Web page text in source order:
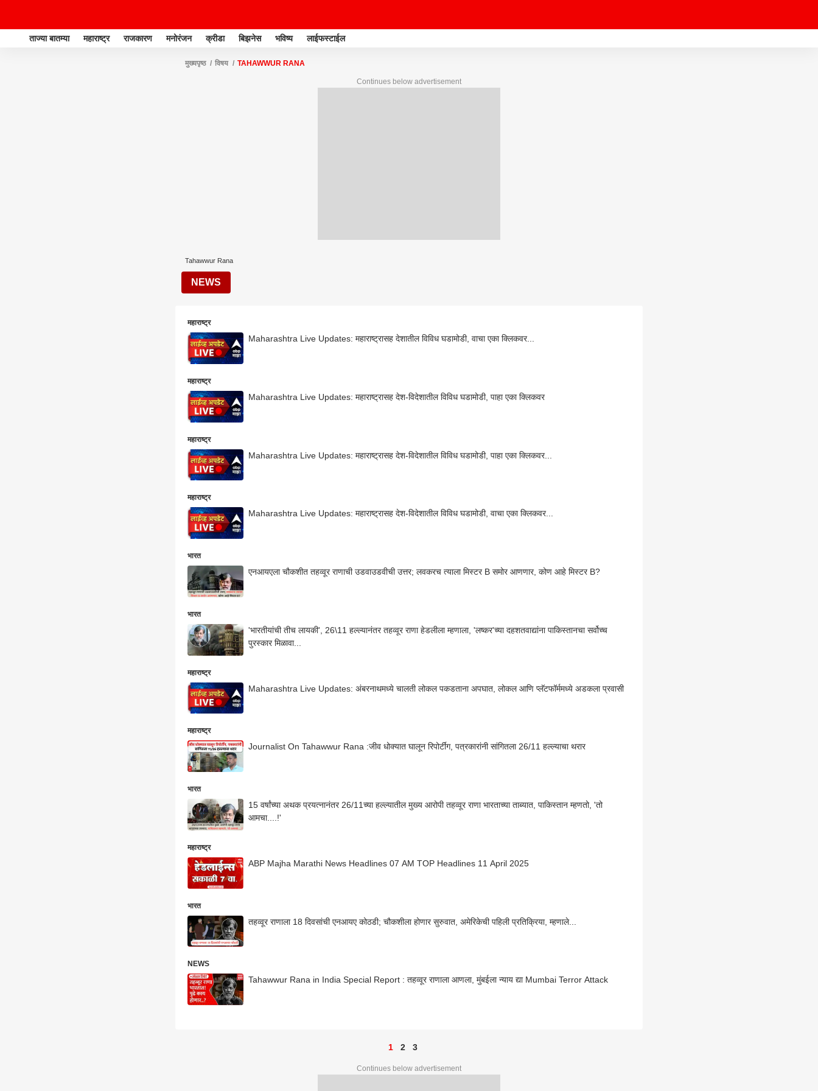
ताज्या बातम्या महाराष्ट्र राजकारण मनोरंजन क्रीडा बिझनेस भविष्य लाईफस्टाईल
मुख्यपृष्ठ विषय TAHAWWUR RANA
Continues below advertisement
Tahawwur Rana
NEWS
महाराष्ट्र
Maharashtra Live Updates: महाराष्ट्रासह देशातील विविध घडामोडी, वाचा एका क्लिकवर...
महाराष्ट्र
Maharashtra Live Updates: महाराष्ट्रासह देश-विदेशातील विविध घडामोडी, पाहा एका क्लिकवर
महाराष्ट्र
Maharashtra Live Updates: महाराष्ट्रासह देश-विदेशातील विविध घडामोडी, पाहा एका क्लिकवर...
महाराष्ट्र
Maharashtra Live Updates: महाराष्ट्रासह देश-विदेशातील विविध घडामोडी, वाचा एका क्लिकवर...
भारत
एनआयएला चौकशीत तहव्वूर राणाची उडवाउडवीची उत्तर; लवकरच त्याला मिस्टर B समोर आणणार, कोण आहे मिस्टर B?
भारत
'भारतीयांची तीच लायकी', 26\11 हल्ल्यानंतर तहव्वूर राणा हेडलीला म्हणाला, 'लष्कर'च्या दहशतवाद्यांना पाकिस्तानचा सर्वोच्च
पुरस्कार मिळावा...
महाराष्ट्र
Maharashtra Live Updates: अंबरनाथमध्ये चालती लोकल पकडताना अपघात, लोकल आणि प्लॅटफॉर्ममध्ये अडकला प्रवासी
महाराष्ट्र
Journalist On Tahawwur Rana :जीव धोक्यात घालून रिपोर्टींग, पत्रकारांनी सांगितला 26/11 हल्ल्याचा थरार
भारत
15 वर्षांच्या अथक प्रयत्नानंतर 26/11च्या हल्ल्यातील मुख्य आरोपी तहव्वूर राणा भारताच्या ताब्यात, पाकिस्तान म्हणतो, 'तो
आमचा....!'
महाराष्ट्र
ABP Majha Marathi News Headlines 07 AM TOP Headlines 11 April 2025
भारत
तहव्वूर राणाला 18 दिवसांची एनआयए कोठडी; चौकशीला होणार सुरुवात, अमेरिकेची पहिली प्रतिक्रिया, म्हणाले...
NEWS
Tahawwur Rana in India Special Report : तहव्वूर राणाला आणला, मुंबईला न्याय द्या Mumbai Terror Attack
1 2 3
Continues below advertisement